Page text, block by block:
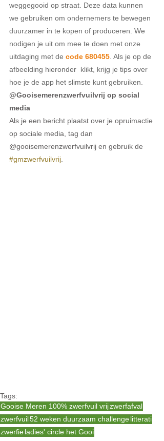
weggegooid op straat. Deze data kunnen
we gebruiken om ondernemers te bewegen
duurzamer in te kopen of produceren. We
nodigen je uit om mee te doen met onze
uitdaging met de code 680455 . Als je op de
afbeelding hieronder  klikt, krijg je tips over
hoe je de app het slimste kunt gebruiken.
@Gooisemerenzwerfvuilvrij op social
media
Als je een bericht plaatst over je opruimactie
op sociale media, tag dan
@gooisemerenzwerfvuilvrij en gebruik de
#gmzwerfvuilvrij
Tags:
Gooise Meren 100% zwerfvuil vrijzwerfafval
zwerfvuil52 weken duurzaam challengelitterati
zwerfieladies' circle het Gooi